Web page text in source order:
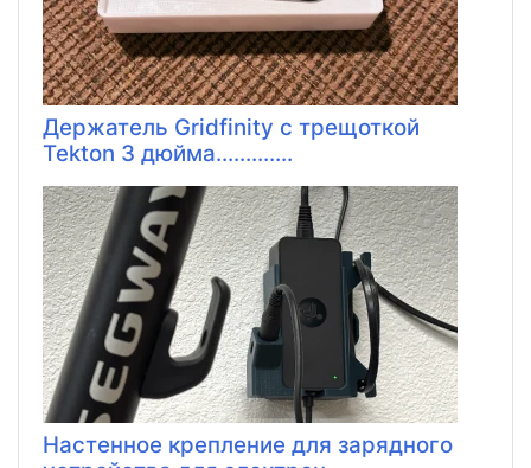
Держатель Gridfinity с трещоткой
Tekton 3 дюйма.............
Настенное крепление для зарядного